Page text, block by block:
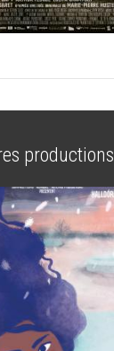
productions